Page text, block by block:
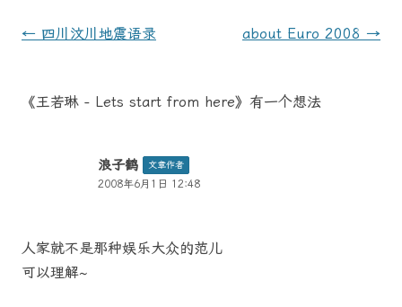
文
导
← 四川汶川地震语录 about Euro 2008 →
《王若琳 - Lets start from here》有一个想法
浪子鹤 文章作者
2008年6月1日 12:48
人家就不是那种娱乐大众的范儿
可以理解~